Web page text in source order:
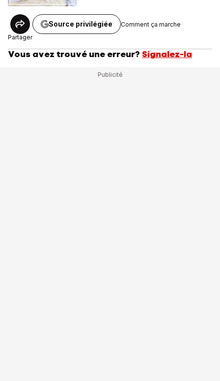
Partager
Source privilégiée Comment ça marche
Vous avez trouvé une erreur? Signalez-la